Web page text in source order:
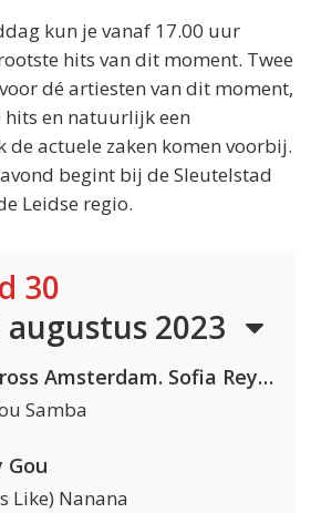
kun je vanaf 17.00 uur
hits van dit moment. Twee
dé artiesten van dit moment,
hits en natuurlijk een
de actuele zaken komen voorbij.
begint bij de Sleutelstad
Leidse regio.
30
augustus 2023
Kris Kross Amsterdam. Sofia Reyes & Tinie Tempah
Samba
Gou
Like) Nanana